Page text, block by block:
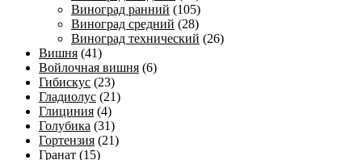
Виноград ранний (105)
Виноград средний (28)
Виноград технический (26)
Вишня (41)
Войлочная вишня (6)
Гибискус (23)
Гладиолус (21)
Глициния (4)
Голубика (31)
Гортензия (21)
Гранат (15)